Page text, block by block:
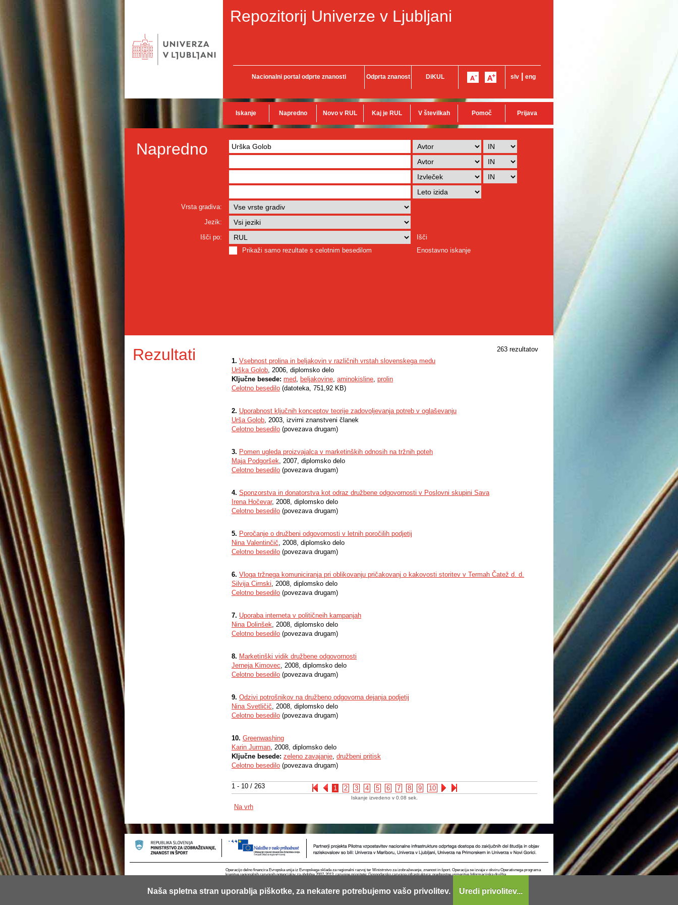
Naša spletna stran uporablja piškotke, za nekatere potrebujemo vašo privolitev. Uredi privolitev...
Repozitorij Univerze v Ljubljani
Nacionalni portal odprte znanosti Odprta znanost DiKUL slv eng
Iskanje Napredno Novo v RUL Kaj je RUL V številkah Pomoč Prijava
Napredno
Vrsta gradiva:
Jezik:
Išči po:
Išči
Prikaži samo rezultate s celotnim besedilom
Enostavno iskanje
Rezultati 263 rezultatov
1 - 10 / 263 1 2 3 4 5 6 7 8 9 10
1. Vsebnost prolina in beljakovin v različnih vrstah slovenskega medu
Urška Golob, 2006, diplomsko delo
Ključne besede: med, beljakovine, aminokisline, prolin
Celotno besedilo (datoteka, 751,92 KB)
2. Uporabnost ključnih konceptov teorije zadovoljevanja potreb v oglaševanju
Urša Golob, 2003, izvirni znanstveni članek
Celotno besedilo (povezava drugam)
3. Pomen ugleda proizvajalca v marketinških odnosih na tržnih poteh
Maja Podgoršek, 2007, diplomsko delo
Celotno besedilo (povezava drugam)
4. Sponzorstva in donatorstva kot odraz družbene odgovornosti v Poslovni skupini Sava
Irena Hočevar, 2008, diplomsko delo
Celotno besedilo (povezava drugam)
5. Poročanje o družbeni odgovornosti v letnih poročilih podjetij
Nina Valentinčič, 2008, diplomsko delo
Celotno besedilo (povezava drugam)
6. Vloga tržnega komuniciranja pri oblikovanju pričakovanj o kakovosti storitev v Termah Čatež d. d.
Silvija Cirnski, 2008, diplomsko delo
Celotno besedilo (povezava drugam)
7. Uporaba interneta v političneih kampanjah
Nina Dolinšek, 2008, diplomsko delo
Celotno besedilo (povezava drugam)
8. Marketinški vidik družbene odgovornosti
Jerneja Kimovec, 2008, diplomsko delo
Celotno besedilo (povezava drugam)
9. Odzivi potrošnikov na družbeno odgovorna dejanja podjetij
Nina Svetličič, 2008, diplomsko delo
Celotno besedilo (povezava drugam)
10. Greenwashing
Karin Jurman, 2008, diplomsko delo
Ključne besede: zeleno zavajanje, družbeni pritisk
Celotno besedilo (povezava drugam)
Iskanje izvedeno v 0.08 sek.
Na vrh
Operacijo delno financira Evropska unija iz Evropskega sklada za regionalni razvoj ter Ministrstvo za izobraževanje, znanost in šport. Operacija se izvaja v okviru Operativnega programa
krepitve regionalnih razvojnih potencialov za obdobje 2007-2013, razvojne prioritete: Gospodarsko razvojna infrastruktura; prednostne usmeritve Informacijska družba.
© 2013 Univerza v Ljubljani Kontakt RSS Piškotki Pogoji uporabe Mobilno